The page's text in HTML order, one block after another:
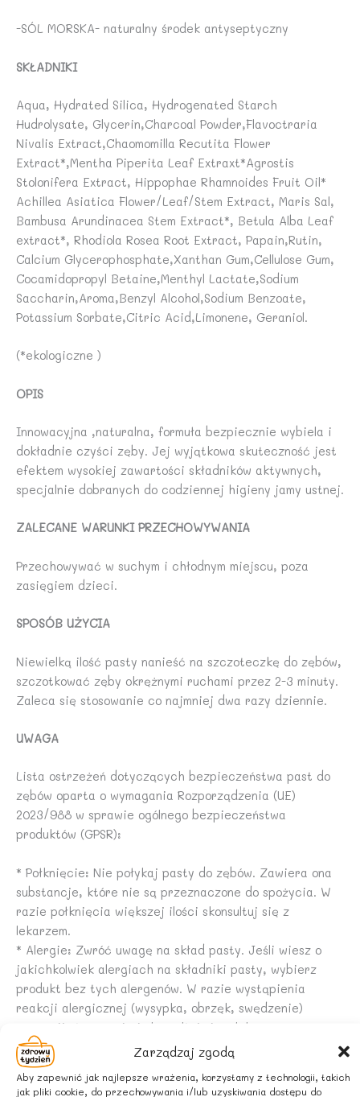
Zarządzaj zgodą
Aby zapewnić jak najlepsze wrażenia, korzystamy z technologii, takich
jak pliki cookie, do przechowywania i/lub uzyskiwania dostępu do
-SÓL MORSKA- naturalny środek antyseptyczny
SKŁADNIKI
Aqua, Hydrated Silica, Hydrogenated Starch
Hudrolysate, Glycerin,Charcoal Powder,Flavoctraria
Nivalis Extract,Chaomomilla Recutita Flower
Extract*,Mentha Piperita Leaf Extraxt*Agrostis
Stolonifera Extract, Hippophae Rhamnoides Fruit Oil*
Achillea Asiatica Flower/Leaf/Stem Extract, Maris Sal,
Bambusa Arundinacea Stem Extract*, Betula Alba Leaf
extract*, Rhodiola Rosea Root Extract, Papain,Rutin,
Calcium Glycerophosphate,Xanthan Gum,Cellulose Gum,
Cocamidopropyl Betaine,Menthyl Lactate,Sodium
Saccharin,Aroma,Benzyl Alcohol,Sodium Benzoate,
Potassium Sorbate,Citric Acid,Limonene, Geraniol.
(*ekologiczne )
OPIS
Innowacyjna ,naturalna, formuła bezpiecznie wybiela i
dokładnie czyści zęby. Jej wyjątkowa skuteczność jest
efektem wysokiej zawartości składników aktywnych,
specjalnie dobranych do codziennej higieny jamy ustnej.
ZALECANE WARUNKI PRZECHOWYWANIA
Przechowywać w suchym i chłodnym miejscu, poza
zasięgiem dzieci.
SPOSÓB UŻYCIA
Niewielką ilość pasty nanieść na szczoteczkę do zębów,
szczotkować zęby okrężnymi ruchami przez 2-3 minuty.
Zaleca się stosowanie co najmniej dwa razy dziennie.
UWAGA
Lista ostrzeżeń dotyczących bezpieczeństwa past do
zębów oparta o wymagania Rozporządzenia (UE)
2023/988 w sprawie ogólnego bezpieczeństwa
produktów (GPSR):
* Połknięcie: Nie połykaj pasty do zębów. Zawiera ona
substancje, które nie są przeznaczone do spożycia. W
razie połknięcia większej ilości skonsultuj się z
lekarzem.
* Alergie: Zwróć uwagę na skład pasty. Jeśli wiesz o
jakichkolwiek alergiach na składniki pasty, wybierz
produkt bez tych alergenów. W razie wystąpienia
reakcji alergicznej (wysypka, obrzęk, swędzenie)
przerwij stosowanie i skonsultuj się z lekarzem.
* Dzieci: Nadzoruj dzieci podczas szczotkowania
zębów, aby upewnić się, że nie połykają pasty. U dzieci
poniżej 6 roku życia używaj pasty w ilości ziarnka